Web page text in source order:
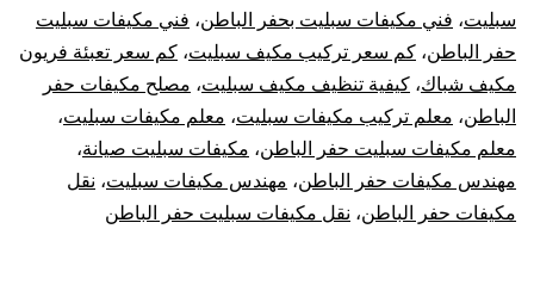
سبليت، فني مكيفات سبليت بحفر الباطن، فني مكيفات سبليت
حفر الباطن، كم سعر تركيب مكيف سبليت، كم سعر تعبئة فريون
مكيف شباك، كيفية تنظيف مكيف سبليت، مصلح مكيفات حفر
الباطن، معلم تركيب مكيفات سبليت، معلم مكيفات سبليت،
معلم مكيفات سبليت حفر الباطن، مكيفات سبليت صيانة،
مهندس مكيفات حفر الباطن، مهندس مكيفات سبليت، نقل
مكيفات حفر الباطن، نقل مكيفات سبليت حفر الباطن